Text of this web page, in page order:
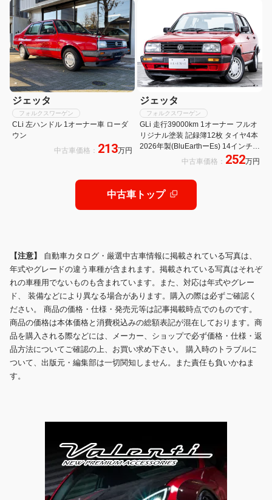
フルノーマル車 純正ナビ ETC
ジェッタ
フォルクスワーゲン
CLi 左ハンドル 1オーナー車 ローダ
ウン
中古車価格： 213万円
ジェッタ
フォルクスワーゲン
GLi 走行39000km 1オーナー フルオ
リジナル塗装 記録簿12枚 タイヤ4本
2026年製(BluEarthーEs) 14インチ純
正ホイール エアコン
中古車価格： 252万円
中古車トップ
【注意】 自動車カタログ・厳選中古車情報に掲載されている写真は、
年式やグレードの違う車種が含まれます。掲載されている写真はそれぞ
れの車種用でないものも含まれています。また、対応は年式やグレー
ド、 装備などにより異なる場合があります。購入の際は必ずご確認く
ださい。 商品の価格・仕様・発売元等は記事掲載時点でのものです。
商品の価格は本体価格と消費税込みの総額表記が混在しております。商
品を購入される際などには、メーカー、ショップで必ず価格・仕様・返
品方法についてご確認の上、お買い求め下さい。 購入時のトラブルに
ついて、出版元・編集部は一切関知しません。また責任も負いかねま
す。